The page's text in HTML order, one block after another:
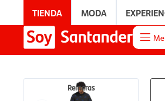
TIENDA MODA

Remeras